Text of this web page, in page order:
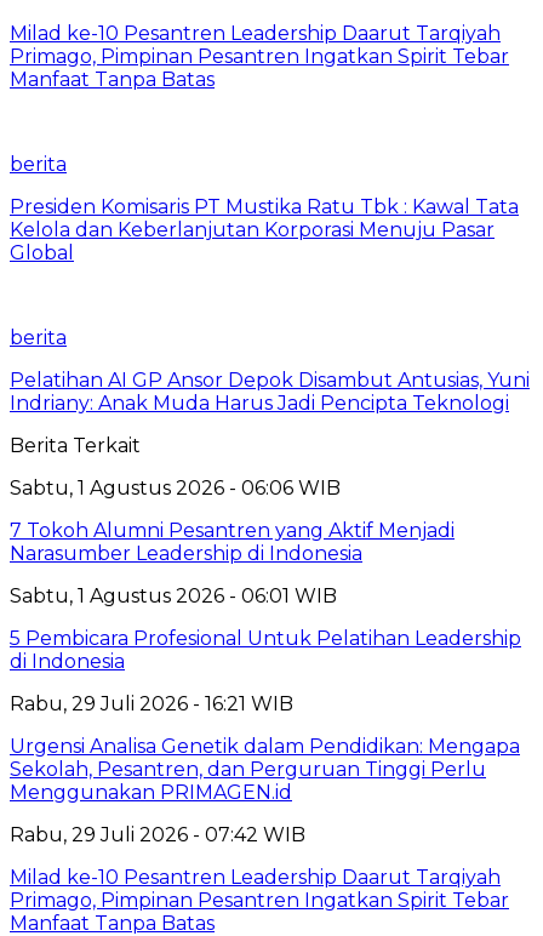
Milad ke-10 Pesantren Leadership Daarut Tarqiyah
Primago, Pimpinan Pesantren Ingatkan Spirit Tebar
Manfaat Tanpa Batas
berita
Presiden Komisaris PT Mustika Ratu Tbk : Kawal Tata
Kelola dan Keberlanjutan Korporasi Menuju Pasar
Global
berita
Pelatihan AI GP Ansor Depok Disambut Antusias, Yuni
Indriany: Anak Muda Harus Jadi Pencipta Teknologi
Berita Terkait
Sabtu, 1 Agustus 2026 - 06:06 WIB
7 Tokoh Alumni Pesantren yang Aktif Menjadi
Narasumber Leadership di Indonesia
Sabtu, 1 Agustus 2026 - 06:01 WIB
5 Pembicara Profesional Untuk Pelatihan Leadership
di Indonesia
Rabu, 29 Juli 2026 - 16:21 WIB
Urgensi Analisa Genetik dalam Pendidikan: Mengapa
Sekolah, Pesantren, dan Perguruan Tinggi Perlu
Menggunakan PRIMAGEN.id
Rabu, 29 Juli 2026 - 07:42 WIB
Milad ke-10 Pesantren Leadership Daarut Tarqiyah
Primago, Pimpinan Pesantren Ingatkan Spirit Tebar
Manfaat Tanpa Batas